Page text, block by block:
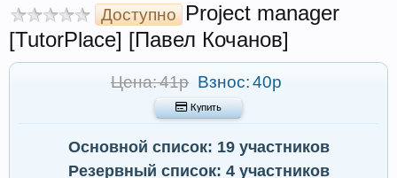
Доступно Project manager
[TutorPlace] [Павел Кочанов]
Цена: 41р Взнос:40р
 Купить
Основной список: 19 участников
Резервный список: 4 участников